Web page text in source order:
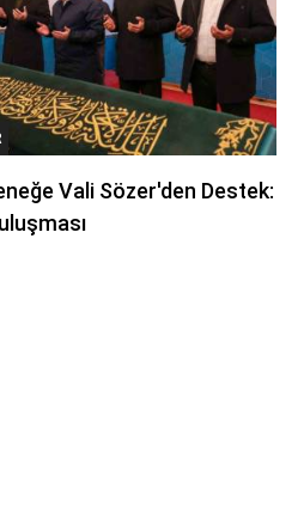
Vali Sözer'den Destek: